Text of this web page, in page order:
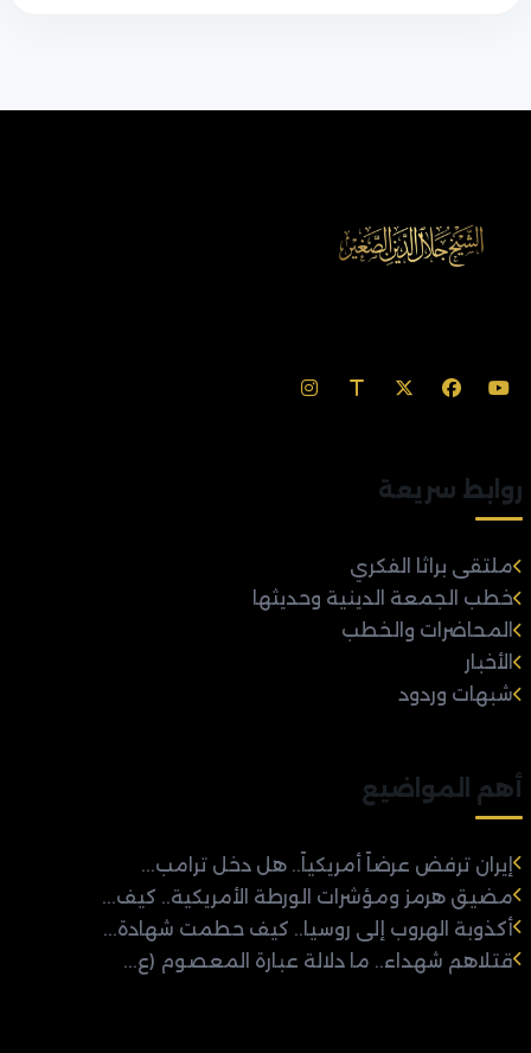
روابط سريعة
ملتقى براثا الفكري
خطب الجمعة الدينية وحديثها
المحاضرات والخطب
الأخبار
شبهات وردود
أهم المواضيع
إيران ترفض عرضاً أمريكياً.. هل دخل ترامب...
مضيق هرمز ومؤشرات الورطة الأمريكية.. كيف...
أكذوبة الهروب إلى روسيا.. كيف حطمت شهادة...
قتلاهم شهداء.. ما دلالة عبارة المعصوم (ع...